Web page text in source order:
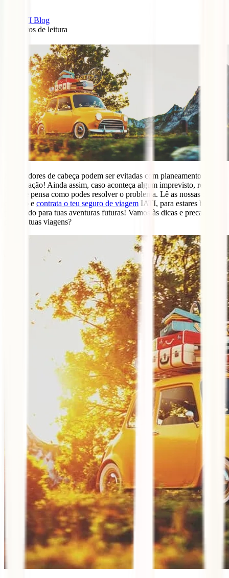
IATI Blog
minutos de leitura
Muitas dores de cabeça podem ser evitadas com planeamento e
organização! Ainda assim, caso aconteça algum imprevisto, respira
fundo e pensa como podes resolver o problema. Lê as nossas dicas
de ouro e contrata o teu seguro de viagem IATI, para estares bem
preparado para tuas aventuras futuras! Vamos às dicas e precauções
para as tuas viagens?